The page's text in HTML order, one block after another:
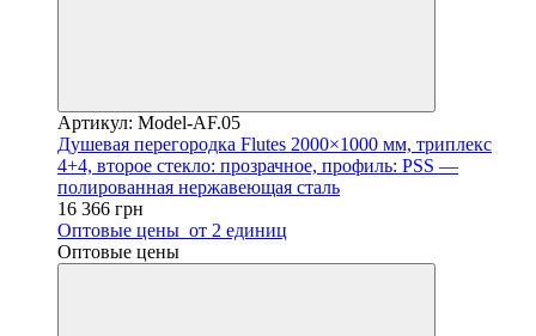
Артикул: Model-AF.05
Душевая перегородка Flutes 2000×1000 мм, триплекс
4+4, второе стекло: прозрачное, профиль: PSS —
полированная нержавеющая сталь
16 366 грн
Оптовые цены от 2 единиц
Оптовые цены